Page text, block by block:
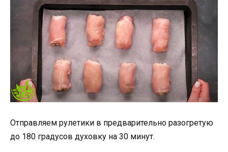
Отправляем рулетики в предварительно разогретую
до 180 градусов духовку на 30 минут.